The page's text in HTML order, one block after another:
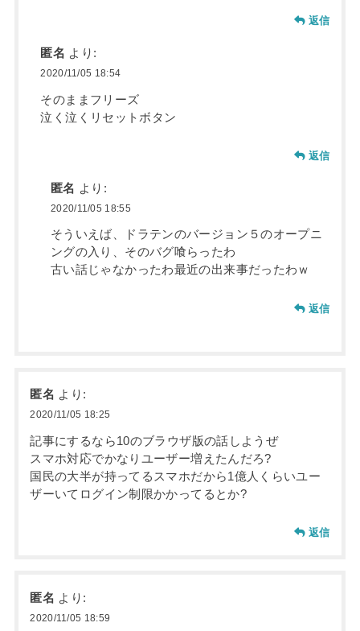
返信
匿名 より:
2020/11/05 18:54
そのままフリーズ
泣く泣くリセットボタン
返信
匿名 より:
2020/11/05 18:55
そういえば、ドラテンのバージョン５のオープニ
ングの入り、そのバグ喰らったわ
古い話じゃなかったわ最近の出来事だったわｗ
返信
匿名 より:
2020/11/05 18:25
記事にするなら10のブラウザ版の話しようぜ
スマホ対応でかなりユーザー増えたんだろ?
国民の大半が持ってるスマホだから1億人くらいユー
ザーいてログイン制限かかってるとか?
返信
匿名 より:
2020/11/05 18:59